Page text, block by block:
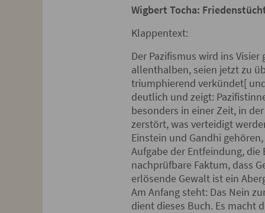
Wigbert Tocha:
Klappentext:
Der Pazifismus wird ins
allenthalben, seien jetzt zu
triumphierend verkündet[
deutlich und zeigt:
besonders in einer Zeit, in
zerstört, was verteidigt
Einstein und Gandhi
Aufgabe der Entfeindung, die
nachprüfbare Faktum, dass
erlösende Gewalt ist ein
Am Anfang steht: Das Nein
dient dieses Buch. Es macht